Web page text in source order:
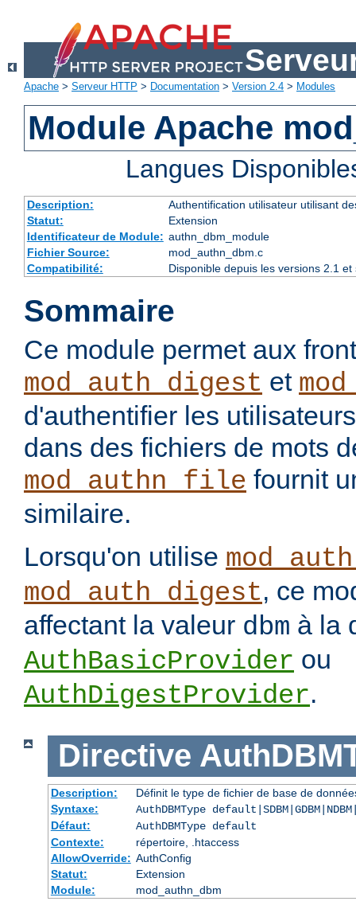
Apache > Serveur HTTP > Documentation > Version 2.4 > Modules
Module Apache
Langues
Description:
Authentification utilisateur utilisant
Statut:
Extension
Identificateur de Module: authn_dbm_module
Fichier Source:
mod_authn_dbm.c
Compatibilité:
Disponible depuis les versions 2.1
Sommaire
Ce module permet aux
mod_auth_digest et
d'authentifier les
dans des fichiers de mots
mod_authn_file fournit
similaire.
Lorsqu'on utilise
mod_auth_digest, ce
affectant la valeur dbm à la
AuthBasicProvider ou
AuthDigestProvider.
Directive
Description:
Définit le type de fichier de base de
Syntaxe:
AuthDBMType
Défaut:
AuthDBMType default
Contexte:
répertoire, .htaccess
AllowOverride: AuthConfig
Statut:
Extension
Module:
mod_authn_dbm